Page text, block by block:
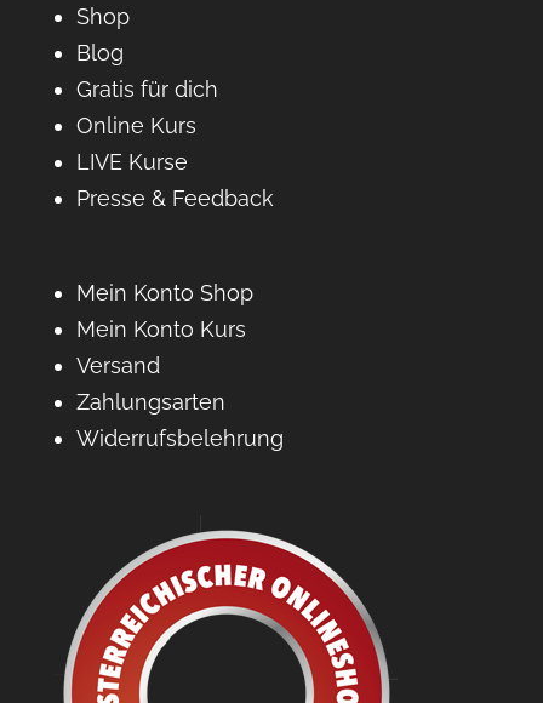
Shop
Blog
Gratis für dich
Online Kurs
LIVE Kurse
Presse & Feedback
Mein Konto Shop
Mein Konto Kurs
Versand
Zahlungsarten
Widerrufsbelehrung